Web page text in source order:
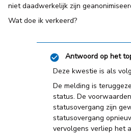
niet daadwerkelijk zijn
Wat doe ik verkeerd?
Antwoord op het
Deze kwestie is als
De melding is
status. De
statusovergang zijn
statusovergang
vervolgens verliep het